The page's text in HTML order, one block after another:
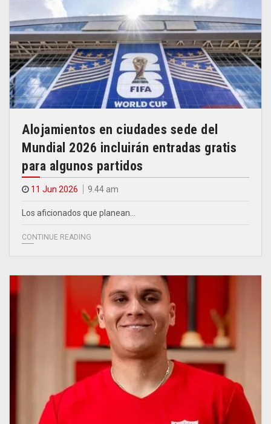
Alojamientos en ciudades sede del
Mundial 2026 incluirán entradas gratis
para algunos partidos
11 Jun 2026 9.44 am
Los aficionados que planean…
CONTINUE READING